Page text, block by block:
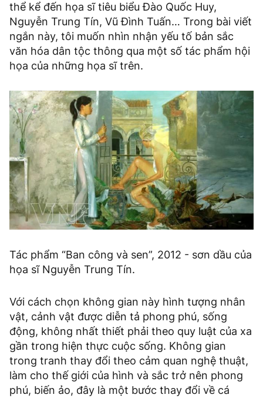
thể kể đến họa sĩ tiêu biểu Đào Quốc Huy,
Nguyễn Trung Tín, Vũ Đình Tuấn… Trong bài viết
ngắn này, tôi muốn nhìn nhận yếu tố bản sắc
văn hóa dân tộc thông qua một số tác phẩm hội
họa của những họa sĩ trên.
Tác phẩm “Ban công và sen”, 2012 - sơn dầu của
họa sĩ Nguyễn Trung Tín.
Với cách chọn không gian này hình tượng nhân
vật, cảnh vật được diễn tả phong phú, sống
động, không nhất thiết phải theo quy luật của xa
gần trong hiện thực cuộc sống. Không gian
trong tranh thay đổi theo cảm quan nghệ thuật,
làm cho thế giới của hình và sắc trở nên phong
phú, biến ảo, đây là một bước thay đổi về cá